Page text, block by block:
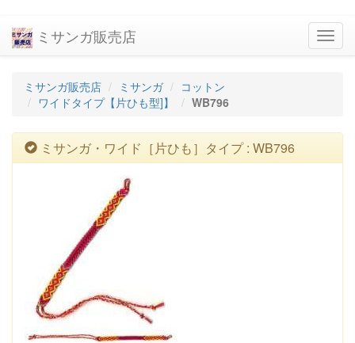
ミサンガ販売店
ミサンガ販売店 ミサンガ
コットン
ワイドタイプ【片ひも型]】
WB796
ミサンガ・ワイド［片ひも］タイプ : WB796